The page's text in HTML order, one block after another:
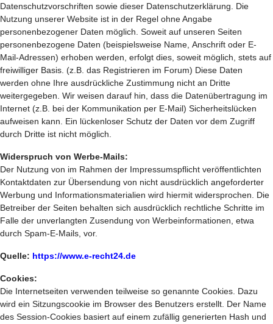
Datenschutzvorschriften sowie dieser Datenschutzerklärung. Die
Nutzung unserer Website ist in der Regel ohne Angabe
personenbezogener Daten möglich. Soweit auf unseren Seiten
personenbezogene Daten (beispielsweise Name, Anschrift oder E-
Mail-Adressen) erhoben werden, erfolgt dies, soweit möglich, stets auf
freiwilliger Basis. (z.B. das Registrieren im Forum) Diese Daten
werden ohne Ihre ausdrückliche Zustimmung nicht an Dritte
weitergegeben. Wir weisen darauf hin, dass die Datenübertragung im
Internet (z.B. bei der Kommunikation per E-Mail) Sicherheitslücken
aufweisen kann. Ein lückenloser Schutz der Daten vor dem Zugriff
durch Dritte ist nicht möglich.
Widerspruch von Werbe-Mails:
Der Nutzung von im Rahmen der Impressumspflicht veröffentlichten
Kontaktdaten zur Übersendung von nicht ausdrücklich angeforderter
Werbung und Informationsmaterialien wird hiermit widersprochen. Die
Betreiber der Seiten behalten sich ausdrücklich rechtliche Schritte im
Falle der unverlangten Zusendung von Werbeinformationen, etwa
durch Spam-E-Mails, vor.
Quelle: https://www.e-recht24.de
Cookies:
Die Internetseiten verwenden teilweise so genannte Cookies. Dazu
wird ein Sitzungscookie im Browser des Benutzers erstellt. Der Name
des Session-Cookies basiert auf einem zufällig generierten Hash und